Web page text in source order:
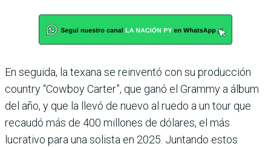
En seguida, la texana se reinventó con su producción
country “Cowboy Carter”, que ganó el Grammy a álbum
del año, y que la llevó de nuevo al ruedo a un tour que
recaudó más de 400 millones de dólares, el más
lucrativo para una solista en 2025. Juntando estos